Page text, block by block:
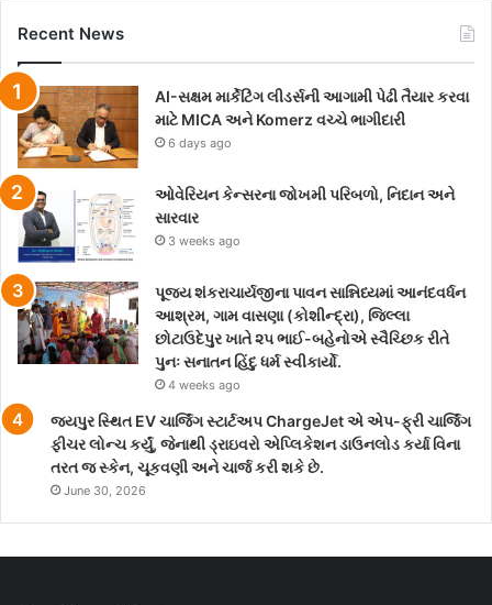
Recent News
AI-સક્ષમ માર્કેટિંગ લીડર્સની આગામી પેઢી તૈયાર કરવા
માટે MICA અને Komerz વચ્ચે ભાગીદારી
6 days ago
ઓવેરિયન કેન્સરના જોખમી પરિબળો, નિદાન અને
સારવાર
3 weeks ago
પૂજ્ય શંકરાચાર્યજીના પાવન સાન્નિધ્યમાં આનંદવર્ધન
આશ્રમ, ગામ વાસણા (કોશીન્દ્રા), જિલ્લા
છોટાઉદેપુર ખાતે ૨૫ ભાઈ-બહેનોએ સ્વૈચ્છિક રીતે
પુનઃ સનાતન હિંદુ ધર્મ સ્વીકાર્યો.
4 weeks ago
જયપુર સ્થિત EV ચાર્જિંગ સ્ટાર્ટઅપ ChargeJet એ એપ-ફ્રી ચાર્જિંગ
ફીચર લોન્ચ કર્યું, જેનાથી ડ્રાઇવરો એપ્લિકેશન ડાઉનલોડ કર્યા વિના
તરત જ સ્કેન, ચૂકવણી અને ચાર્જ કરી શકે છે.
June 30, 2026